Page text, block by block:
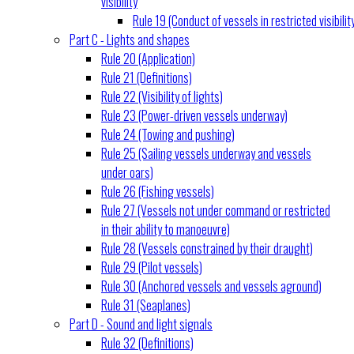
Rule 19 (Conduct of vessels in restricted
Part C - Lights and shapes
Rule 20 (Application)
Rule 21 (Definitions)
Rule 22 (Visibility of lights)
Rule 23 (Power-driven vessels underway)
Rule 24 (Towing and pushing)
Rule 25 (Sailing vessels underway and vessels
under oars)
Rule 26 (Fishing vessels)
Rule 27 (Vessels not under command or restricted
in their ability to manoeuvre)
Rule 28 (Vessels constrained by their draught)
Rule 29 (Pilot vessels)
Rule 30 (Anchored vessels and vessels aground)
Rule 31 (Seaplanes)
Part D - Sound and light signals
Rule 32 (Definitions)